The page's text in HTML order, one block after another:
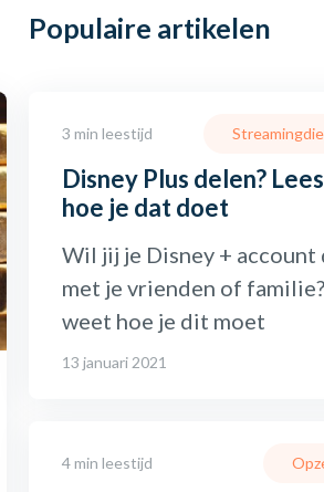
Populaire artikelen
3 min leestijd
Disney Plus delen?
hoe je dat doet
Wil jij je Disney + account
met je vrienden of
weet hoe je dit moet
13 januari 2021
4 min leestijd